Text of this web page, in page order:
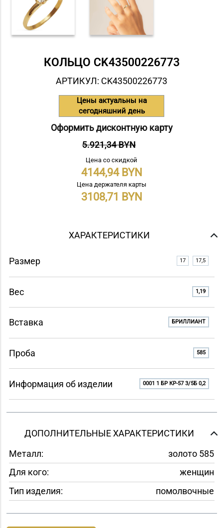
КОЛЬЦО СK43500226773
АРТИКУЛ: СK43500226773
Цены актуальны на
сегодняшний день
Оформить дисконтную карту
5.921,34 BYN
Цена со скидкой
4144,94
Цена держателя карты
3108,71
ХАРАКТЕРИСТИКИ
Размер 17 17,5
Вес 1,19
Вставка БРИЛЛИАНТ
Проба 585
Информация об изделии 0001 1 БР КР-57 3/5Б 0,2
ДОПОЛНИТЕЛЬНЫЕ ХАРАКТЕРИСТИКИ
Металл:
золото 585
Для кого:
женщин
Тип изделия:
помолвочные